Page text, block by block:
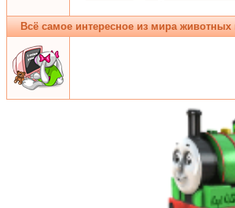
Всё самое интересное из мира